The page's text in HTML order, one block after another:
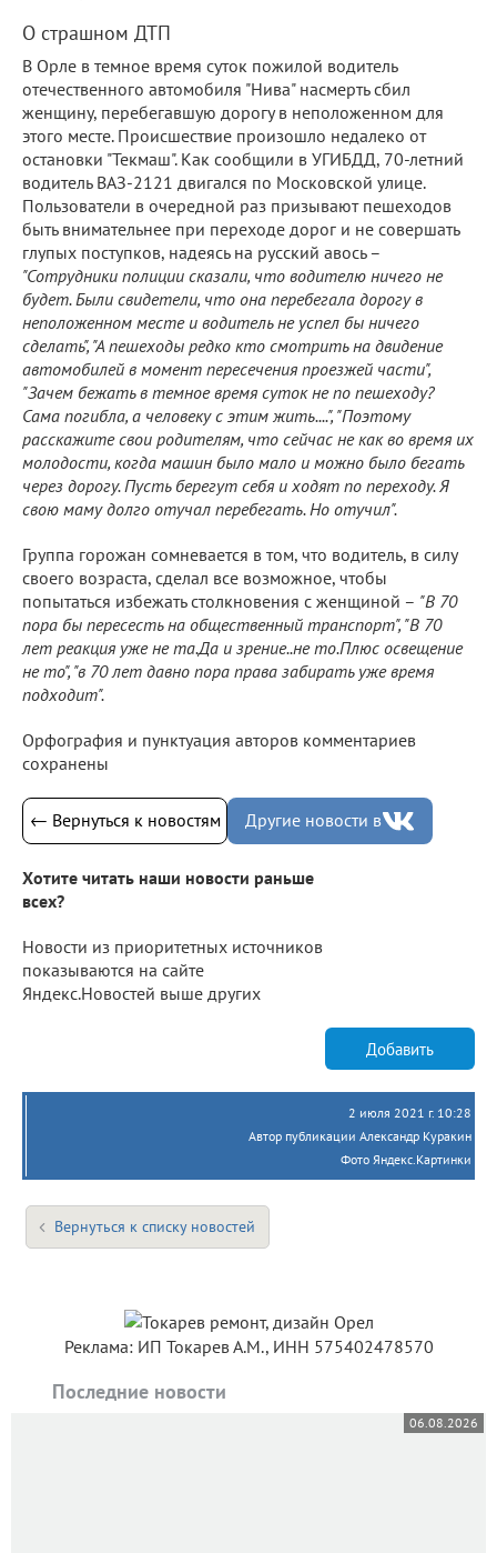
О страшном ДТП
В Орле в темное время суток пожилой водитель
отечественного автомобиля "Нива" насмерть сбил
женщину, перебегавшую дорогу в неположенном для
этого месте. Происшествие произошло недалеко от
остановки "Текмаш". Как сообщили в УГИБДД, 70-летний
водитель ВАЗ-2121 двигался по Московской улице.
Пользователи в очередной раз призывают пешеходов
быть внимательнее при переходе дорог и не совершать
глупых поступков, надеясь на русский авось –
"Сотрудники полиции сказали, что водителю ничего не
будет. Были свидетели, что она перебегала дорогу в
неположенном месте и водитель не успел бы ничего
сделать", "А пешеходы редко кто смотрить на двидение
автомобилей в момент пересечения проезжей части",
"Зачем бежать в темное время суток не по пешеходу?
Сама погибла, а человеку с этим жить....", "Поэтому
расскажите свои родителям, что сейчас не как во время их
молодости, когда машин было мало и можно было бегать
через дорогу. Пусть берегут себя и ходят по переходу. Я
свою маму долго отучал перебегать. Но отучил".
Группа горожан сомневается в том, что водитель, в силу
своего возраста, сделал все возможное, чтобы
попытаться избежать столкновения с женщиной – "В 70
пора бы пересесть на общественный транспорт", "В 70
лет реакция уже не та.Да и зрение..не то.Плюс освещение
не то", "в 70 лет давно пора права забирать уже время
подходит".
Орфография и пунктуация авторов комментариев
сохранены
← Вернуться к новостям Другие новости в
Хотите читать наши новости раньше
всех?
Новости из приоритетных источников
показываются на сайте
Яндекс.Новостей выше других
Добавить
2 июля 2021 г. 10:28
Автор публикации Александр Куракин
Фото Яндекс.Картинки
Вернуться к списку новостей
Реклама: ИП Токарев А.М., ИНН 575402478570
Последние новости
06.08.2026